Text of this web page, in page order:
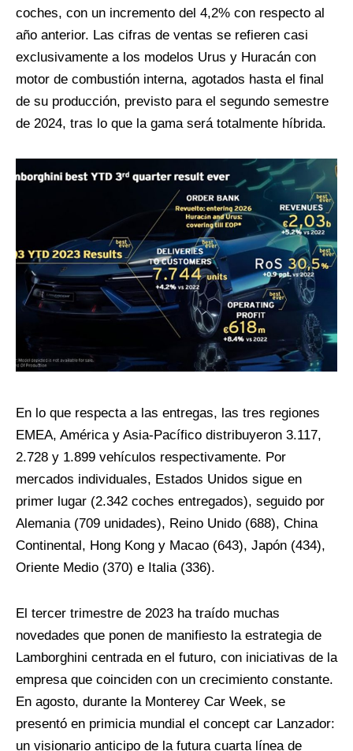
coches, con un incremento del 4,2% con respecto al
año anterior. Las cifras de ventas se refieren casi
exclusivamente a los modelos Urus y Huracán con
motor de combustión interna, agotados hasta el final
de su producción, previsto para el segundo semestre
de 2024, tras lo que la gama será totalmente híbrida.
En lo que respecta a las entregas, las tres regiones
EMEA, América y Asia-Pacífico distribuyeron 3.117,
2.728 y 1.899 vehículos respectivamente. Por
mercados individuales, Estados Unidos sigue en
primer lugar (2.342 coches entregados), seguido por
Alemania (709 unidades), Reino Unido (688), China
Continental, Hong Kong y Macao (643), Japón (434),
Oriente Medio (370) e Italia (336).
El tercer trimestre de 2023 ha traído muchas
novedades que ponen de manifiesto la estrategia de
Lamborghini centrada en el futuro, con iniciativas de la
empresa que coinciden con un crecimiento constante.
En agosto, durante la Monterey Car Week, se
presentó en primicia mundial el concept car Lanzador:
un visionario anticipo de la futura cuarta línea de